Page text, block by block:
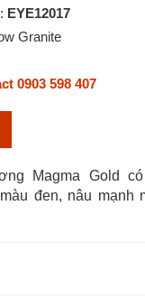
EYE12017
Granite
0903 598 407
Magma Gold
đen, nâu mạnh